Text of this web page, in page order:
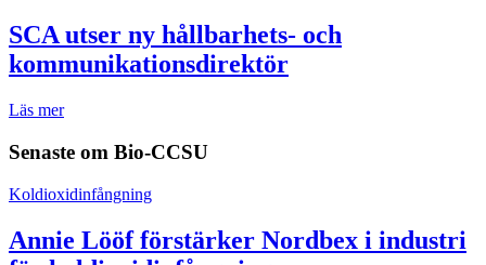
SCA utser ny hållbarhets- och
kommunikationsdirektör
Läs mer
Senaste om Bio-CCSU
Koldioxidinfångning
Annie Lööf förstärker Nordbex i industri